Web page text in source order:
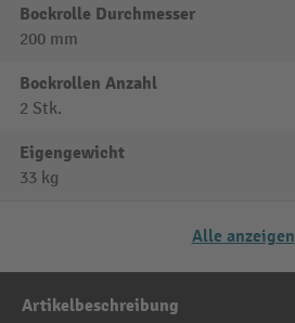
Bockrolle Durchmesser
200 mm
Bockrollen Anzahl
2 Stk.
Eigengewicht
33 kg
Alle anzeigen
Artikelbeschreibung